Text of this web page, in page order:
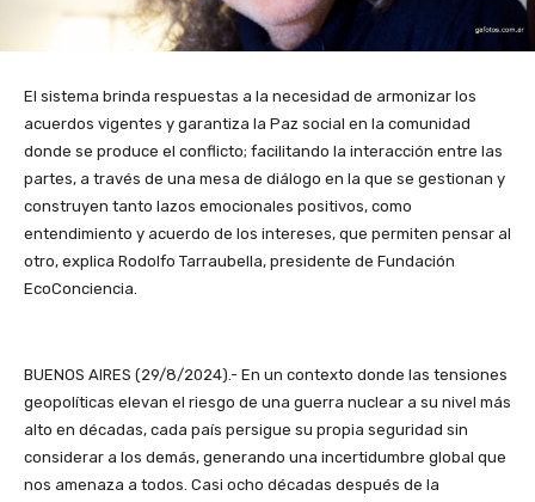
El sistema brinda respuestas a la necesidad de armonizar los
acuerdos vigentes y garantiza la Paz social en la comunidad
donde se produce el conflicto; facilitando la interacción entre las
partes, a través de una mesa de diálogo en la que se gestionan y
construyen tanto lazos emocionales positivos, como
entendimiento y acuerdo de los intereses, que permiten pensar al
otro, explica Rodolfo Tarraubella, presidente de Fundación
EcoConciencia.
BUENOS AIRES (29/8/2024).- En un contexto donde las tensiones
geopolíticas elevan el riesgo de una guerra nuclear a su nivel más
alto en décadas, cada país persigue su propia seguridad sin
considerar a los demás, generando una incertidumbre global que
nos amenaza a todos. Casi ocho décadas después de la